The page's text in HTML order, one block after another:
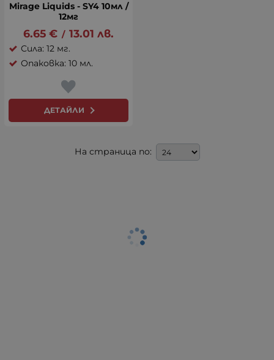
Mirage Liquids - SY4 10мл /
12мг
6.65 € / 13.01 лв.
Сила: 12 мг.
Опаковка: 10 мл.
ДЕТАЙЛИ
На страница по: